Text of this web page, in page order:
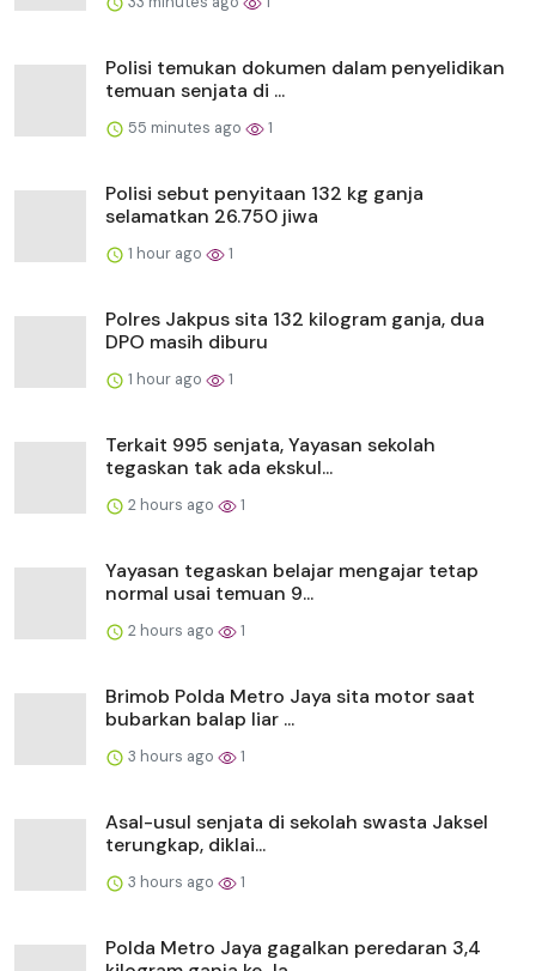
Polisi temukan dokumen dalam penyelidikan
temuan senjata di ...
55 minutes ago 1
Polisi sebut penyitaan 132 kg ganja
selamatkan 26.750 jiwa
1 hour ago 1
Polres Jakpus sita 132 kilogram ganja, dua
DPO masih diburu
1 hour ago 1
Terkait 995 senjata, Yayasan sekolah
tegaskan tak ada ekskul...
2 hours ago 1
Yayasan tegaskan belajar mengajar tetap
normal usai temuan 9...
2 hours ago 1
Brimob Polda Metro Jaya sita motor saat
bubarkan balap liar ...
3 hours ago 1
Asal-usul senjata di sekolah swasta Jaksel
terungkap, diklai...
3 hours ago 1
Polda Metro Jaya gagalkan peredaran 3,4